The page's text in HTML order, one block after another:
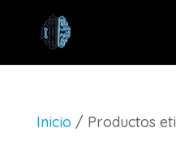
Inicio / Productos